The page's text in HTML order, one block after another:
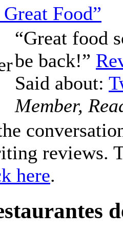
Food”
“Great food
be back!”
Said about:
Member,
reviews.
here.